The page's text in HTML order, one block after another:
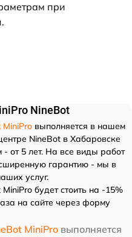
при
NineBot
MiniPro выполняется в нашем
NineBot в Хабаровске
от 5 лет. На все виды работ
гарантию - мы в
услуг.
будет стоить на -15%
на сайте через форму
MiniPro выполняется